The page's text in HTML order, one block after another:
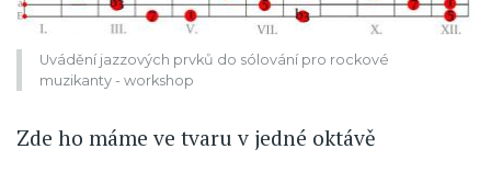
Uvádění jazzových prvků do sólování pro rockové
muzikanty - workshop
Zde ho máme ve tvaru v jedné oktávě